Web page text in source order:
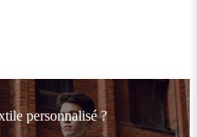
personnalisé ?